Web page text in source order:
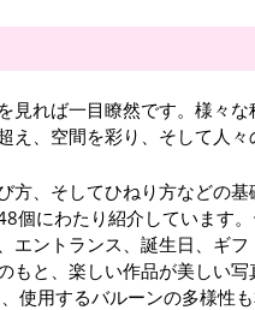
見れば一目瞭然です。様々
、空間を彩り、そして人々
方、そしてひねり方などの
個にわたり紹介しています
エントランス、誕生日、ギ
もと、楽しい作品が美しい
使用するバルーンの多様性